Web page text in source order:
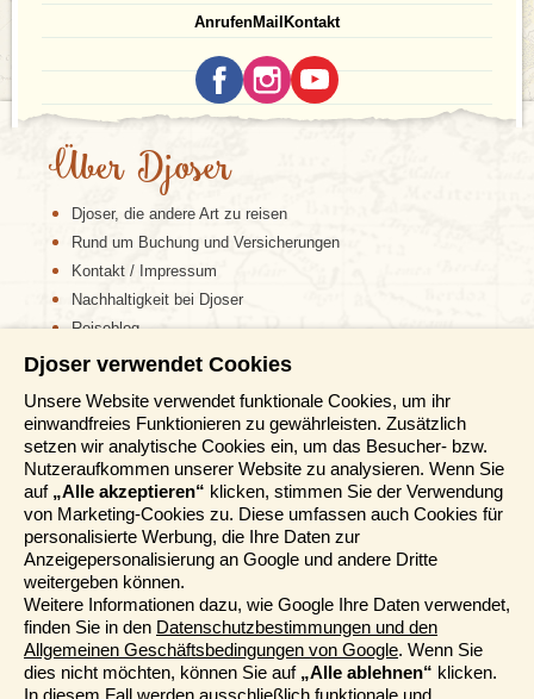
AnrufenMail Kontakt
Über Djoser
Djoser, die andere Art zu reisen
Rund um Buchung und Versicherungen
Kontakt / Impressum
Nachhaltigkeit bei Djoser
Reiseblog
Informationen
Reisemessen
Häufig gestellte Fragen
AGB
Formblatt
Datenschutz
Informationstage
Unser Belgischer Partner
Unser Niederländischer Partner
Sitemap
Cookie-Richtlinie
Djoser verwendet Cookies
Unsere Website verwendet funktionale Cookies, um ihr
einwandfreies Funktionieren zu gewährleisten. Zusätzlich
setzen wir analytische Cookies ein, um das Besucher- bzw.
Nutzeraufkommen unserer Website zu analysieren. Wenn Sie
auf „Alle akzeptieren“ klicken, stimmen Sie der Verwendung
von Marketing-Cookies zu. Diese umfassen auch Cookies für
personalisierte Werbung, die Ihre Daten zur
Anzeigepersonalisierung an Google und andere Dritte
weitergeben können.
Weitere Informationen dazu, wie Google Ihre Daten verwendet,
finden Sie in den Datenschutzbestimmungen und den
Allgemeinen Geschäftsbedingungen von Google. Wenn Sie
dies nicht möchten, können Sie auf „Alle ablehnen“ klicken.
In diesem Fall werden ausschließlich funktionale und